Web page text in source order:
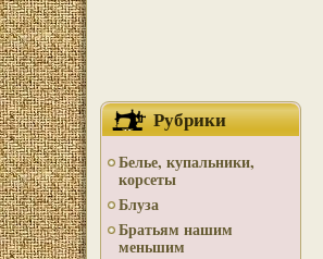
Рубрики
Белье, купальники,
корсеты
Блуза
Братьям нашим
меньшим